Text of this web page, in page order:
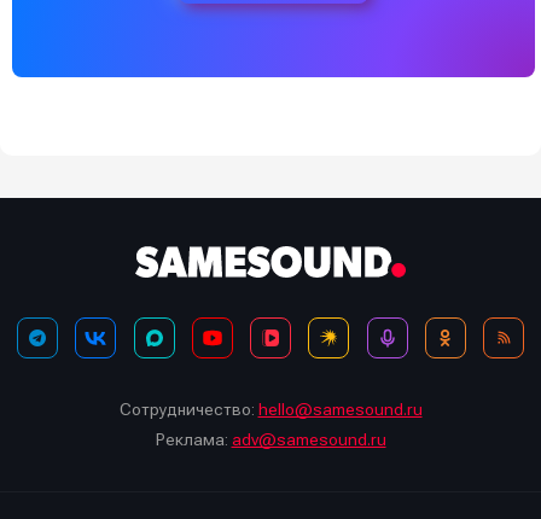
Сотрудничество: hello@samesound.ru
Реклама: adv@samesound.ru